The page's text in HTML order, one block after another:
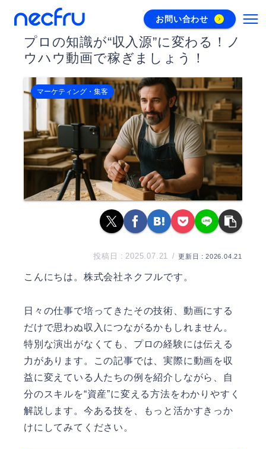
お問い合わせ
プロの知識が“収入源”に変わる！ノ
ウハウ動画で稼ぎましょう！
マーケティング・集客
2025.07.21 2026.04.21
こんにちは。 株式会社ネクフルです。
日々の仕事で培ってきたその技術、動画にする
だけで思わぬ収入につながるかもしれません。
特別な演出がなくても、プロの経験には伝える
力があります。この記事では、実際に動画を収
益に変えている人たちの例を紹介しながら、自
分のスキルを“資産”に変える方法をわかりやすく
解説します。今ある技を、もっと活かすきっか
けにしてみてください。